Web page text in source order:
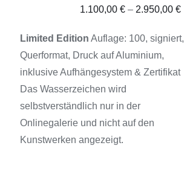
MEHRERE
AUF.
OPTIONEN
KÖNNEN
DER
PRODUKTSEITE
WERDEN
1.100,00€ – 2.950,00€
Limited Edition Auflage: 100, signiert,
Querformat, Druck auf Aluminium,
inklusive Aufhängesystem & Zertifikat
Das Wasserzeichen wird
selbstverständlich nur in der
Onlinegalerie und nicht auf den
Kunstwerken angezeigt.